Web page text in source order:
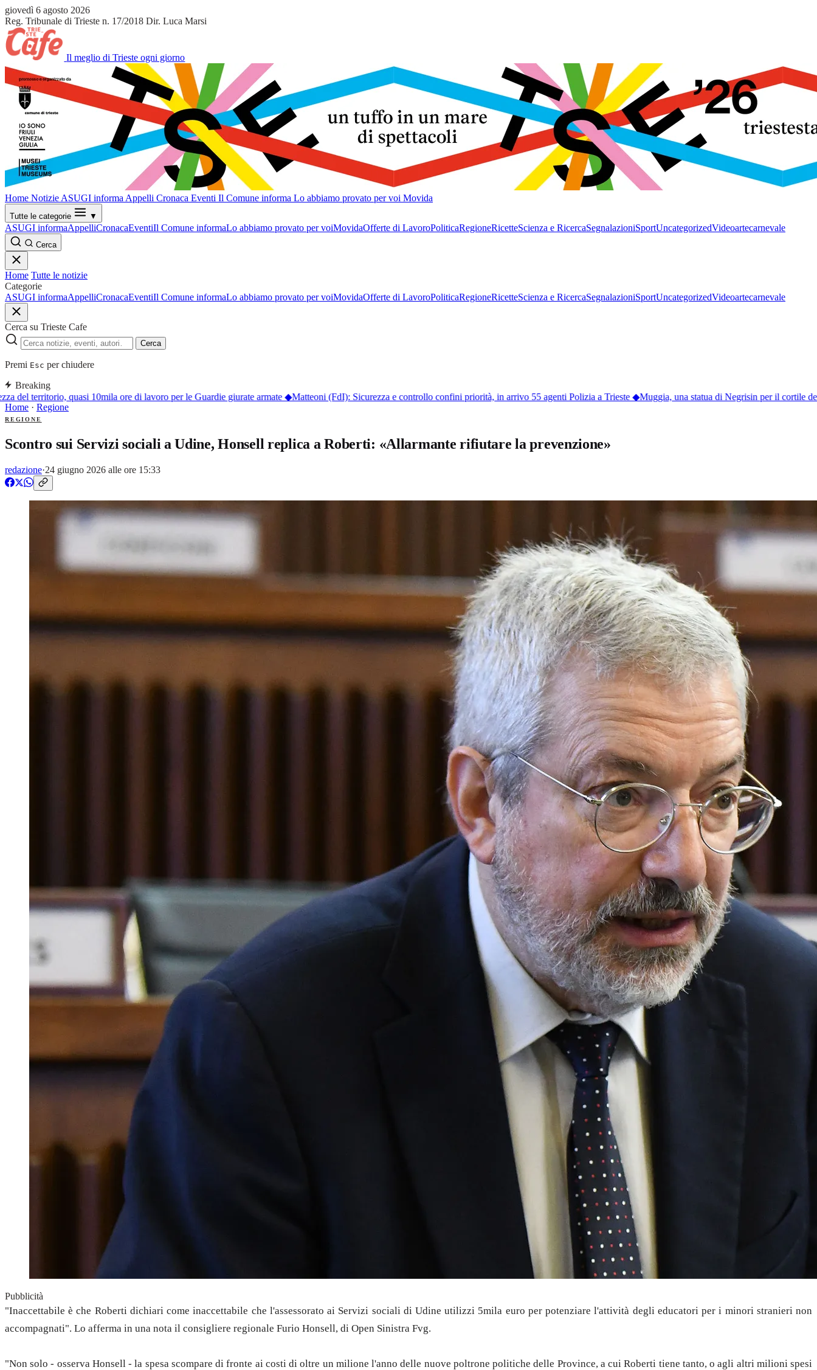
giovedì 6 agosto 2026
Reg. Tribunale di Trieste n. 17/2018 Dir. Luca Marsi
Il meglio di Trieste ogni giorno
Home Notizie ASUGI informa Appelli Cronaca Eventi Il Comune informa Lo abbiamo provato per voi Movida
Tutte le categorie ▼
ASUGI informaAppelliCronacaEventiIl Comune informaLo abbiamo provato per voiMovidaOfferte di LavoroPoliticaRegioneRicetteScienza e RicercaSegnalazioniSportUncategorizedVideoartecarnevale
Cerca
Home Tutte le notizie
Categorie
ASUGI informaAppelliCronacaEventiIl Comune informaLo abbiamo provato per voiMovidaOfferte di LavoroPoliticaRegioneRicetteScienza e RicercaSegnalazioniSportUncategorizedVideoartecarnevale
Cerca su Trieste Cafe
Cerca
Premi Esc per chiudere
Breaking
del territorio, quasi 10mila ore di lavoro per le Guardie giurate armate◆Matteoni (FdI): Sicurezza e controllo confini priorità, in arrivo 55 agenti Polizia a Trieste◆Muggia, una statua di Negrisin per il cortile
Home · Regione
REGIONE
Scontro sui Servizi sociali a Udine, Honsell replica a Roberti: «Allarmante rifiutare la prevenzione»
redazione·24 giugno 2026 alle ore 15:33
Pubblicità
"Inaccettabile è che Roberti dichiari come inaccettabile che l'assessorato ai Servizi sociali di Udine utilizzi 5mila euro per potenziare l'attività degli educatori per i minori stranieri non
accompagnati". Lo afferma in una nota il consigliere regionale Furio Honsell, di Open Sinistra Fvg.
"Non solo - osserva Honsell - la spesa scompare di fronte ai costi di oltre un milione l'anno delle nuove poltrone politiche delle Province, a cui Roberti tiene tanto, o agli altri milioni spesi